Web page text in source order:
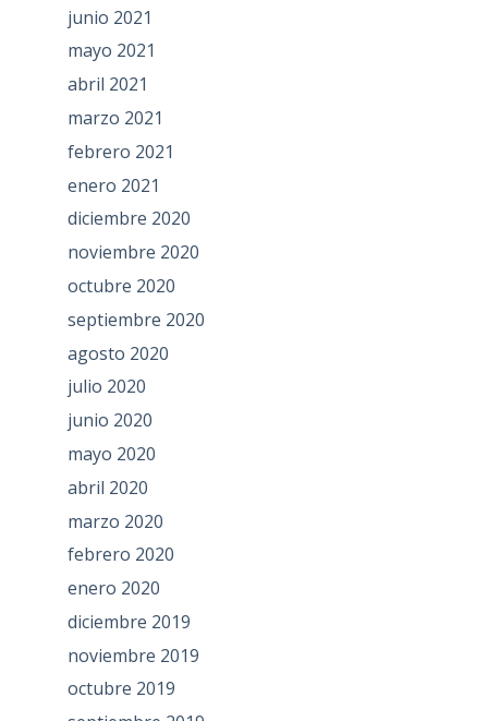
junio 2021
mayo 2021
abril 2021
marzo 2021
febrero 2021
enero 2021
diciembre 2020
noviembre 2020
octubre 2020
septiembre 2020
agosto 2020
julio 2020
junio 2020
mayo 2020
abril 2020
marzo 2020
febrero 2020
enero 2020
diciembre 2019
noviembre 2019
octubre 2019